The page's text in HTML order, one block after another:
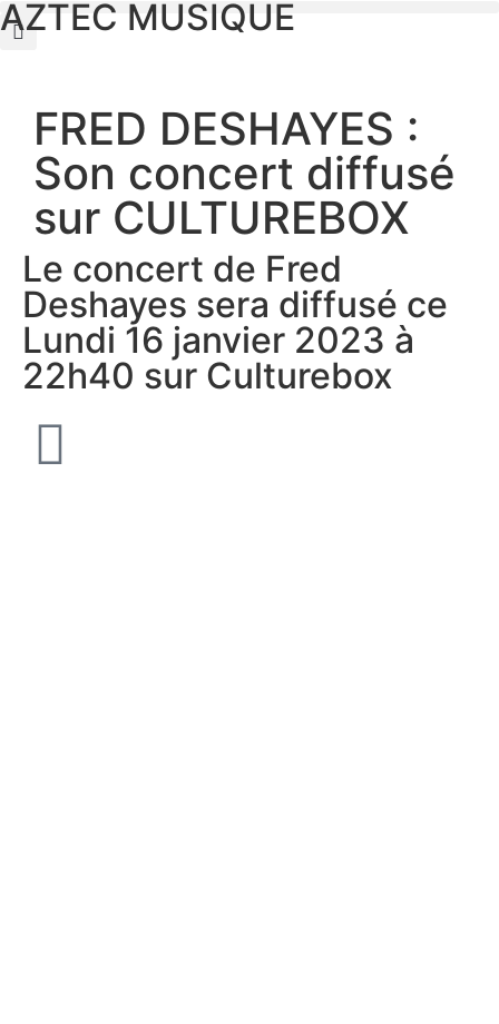
AZTEC MUSIQUE
FRED DESHAYES :
Son concert diffusé
sur CULTUREBOX
Le concert de Fred
Deshayes sera diffusé ce
Lundi 16 janvier 2023 à
22h40 sur Culturebox